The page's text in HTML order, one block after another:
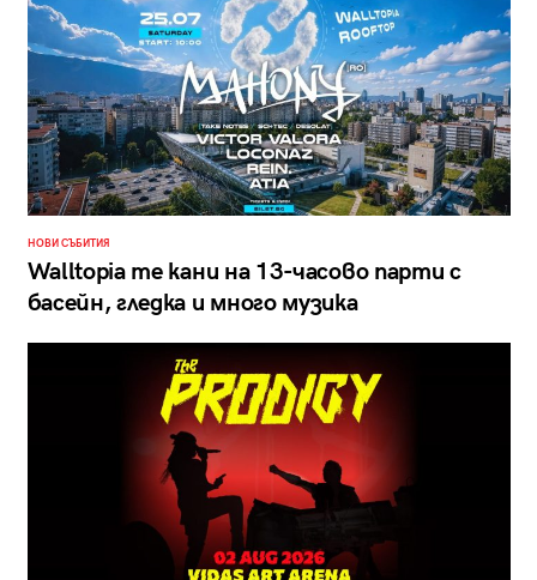
НОВИ СЪБИТИЯ
Walltopia те кани на 13-часово парти с
басейн, гледка и много музика